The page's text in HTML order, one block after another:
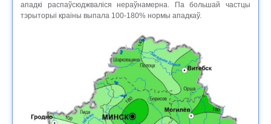
ападкі распаўсюджваліся нераўнамерна. Па большай частцы
тэрыторыі краіны выпала 100-180% нормы ападкаў.